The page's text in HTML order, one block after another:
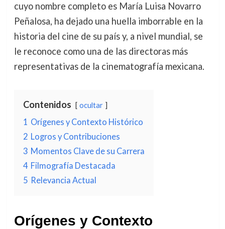
cuyo nombre completo es María Luisa Novarro
Peñalosa, ha dejado una huella imborrable en la
historia del cine de su país y, a nivel mundial, se
le reconoce como una de las directoras más
representativas de la cinematografía mexicana.
Contenidos ocultar
1 Orígenes y Contexto Histórico
2 Logros y Contribuciones
3 Momentos Clave de su Carrera
4 Filmografía Destacada
5 Relevancia Actual
Orígenes y Contexto